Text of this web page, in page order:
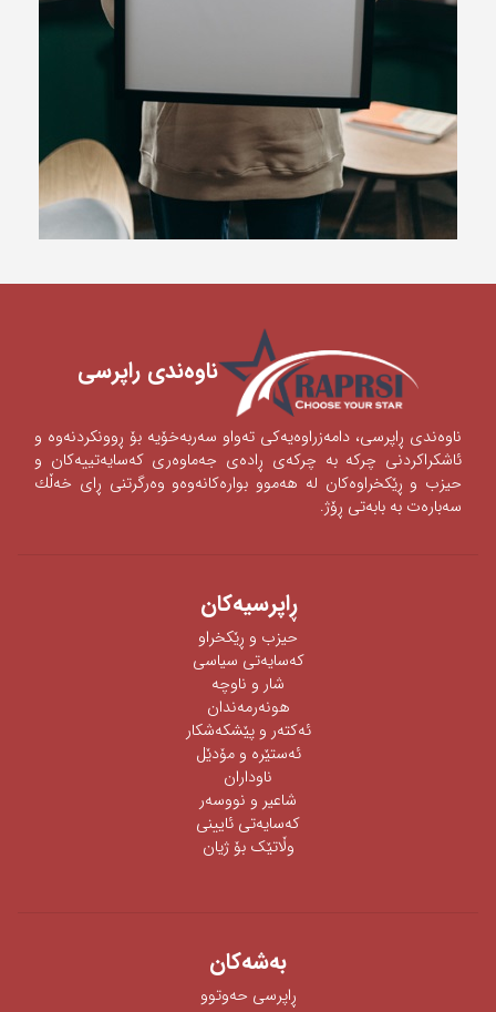
ناوه‌ندی ‌راپرسی
ناوه‌ندی‌ ڕاپرسی‌، دامه‌زراوه‌یه‌كی‌ ته‌واو سه‌ربه‌خۆیه‌ بۆ ڕوونكردنه‌وه‌ و
ئاشكراكردنی‌‌ چركه‌ به‌ چركه‌ی‌ ڕاده‌ی‌ جه‌ماوه‌ری‌ كه‌سایه‌تییه‌كان و
حیزب و ڕێكخراوه‌كان له‌ هه‌موو بواره‌كانه‌وه‌‌‌و وه‌رگرتنی‌ ڕای‌ خه‌ڵك
سه‌باره‌ت به‌ بابه‌تی‌ ڕۆژ.
ڕاپرسیه‌كان
حیزب و ڕێکخراو
كەسایەتی سیاسی
شار و ناوچە
هونەرمەندان
ئه‌كته‌ر‌ و پێشكه‌شكار
ئه‌ستێره‌ و مۆدێل
ناوداران
شاعیر و نووسەر
كەسایەتی ئایینی
وڵاتێک بۆ ژیان
به‌شه‌كان
ڕاپرسی‌ حه‌وتوو